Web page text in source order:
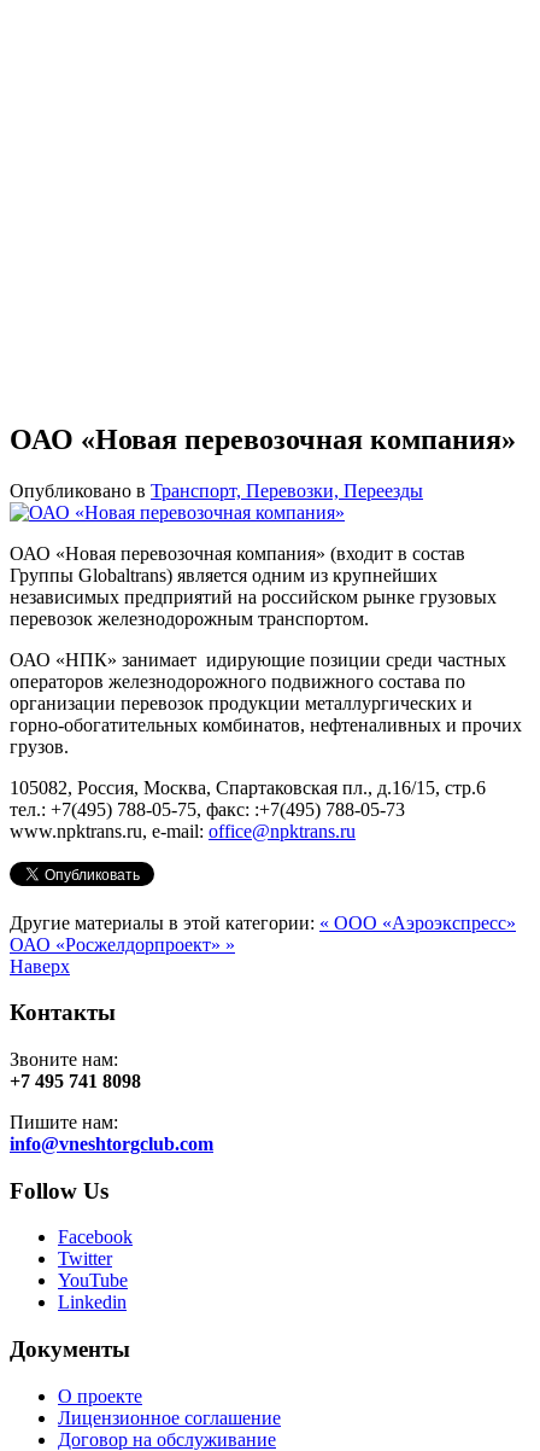
ОАО «Новая перевозочная компания»
Опубликовано в Транспорт, Перевозки, Переезды
ОАО «Новая перевозочная компания» (входит в состав
Группы Globaltrans) является одним из крупнейших
независимых предприятий на российском рынке грузовых
перевозок железнодорожным транспортом.
ОАО «НПК» занимает идирующие позиции среди частных
операторов железнодорожного подвижного состава по
организации перевозок продукции металлургических и
горно-обогатительных комбинатов, нефтеналивных и прочих
грузов.
105082, Россия, Москва, Спартаковская пл., д.16/15, стр.6
тел.: +7(495) 788-05-75, факс: :+7(495) 788-05-73
www.npktrans.ru, e-mail: office@npktrans.ru
Другие материалы в этой категории: « ООО «Аэроэкспресс»
ОАО «Росжелдорпроект» »
Наверх
Контакты
Звоните нам:
+7 495 741 8098
Пишите нам:
info@vneshtorgclub.com
Follow Us
Facebook
Twitter
YouTube
Linkedin
Документы
О проекте
Лицензионное соглашение
Договор на обслуживание